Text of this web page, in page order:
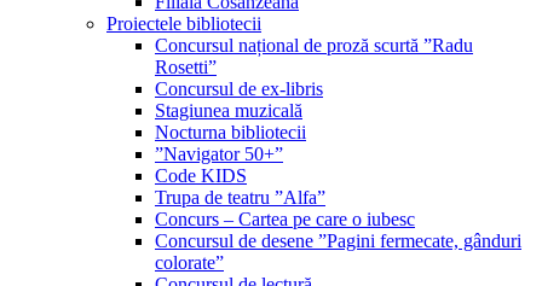
Proiectele bibliotecii
Concursul național de proză scurtă ”Radu
Rosetti”
Concursul de ex-libris
Stagiunea muzicală
Nocturna bibliotecii
”Navigator 50+”
Code KIDS
Trupa de teatru ”Alfa”
Concurs – Cartea pe care o iubesc
Concursul de desene ”Pagini fermecate, gânduri
colorate”